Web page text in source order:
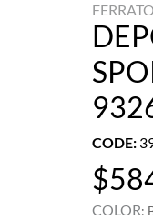
CODE:
$
COLOR: